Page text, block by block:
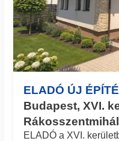
ELADÓ ÚJ
Budapest, XVI.
ELADÓ a XVI.